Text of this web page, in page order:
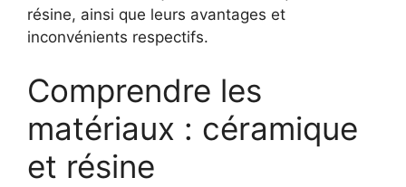
résine, ainsi que leurs avantages et
inconvénients respectifs.
Comprendre les
matériaux : céramique
et résine